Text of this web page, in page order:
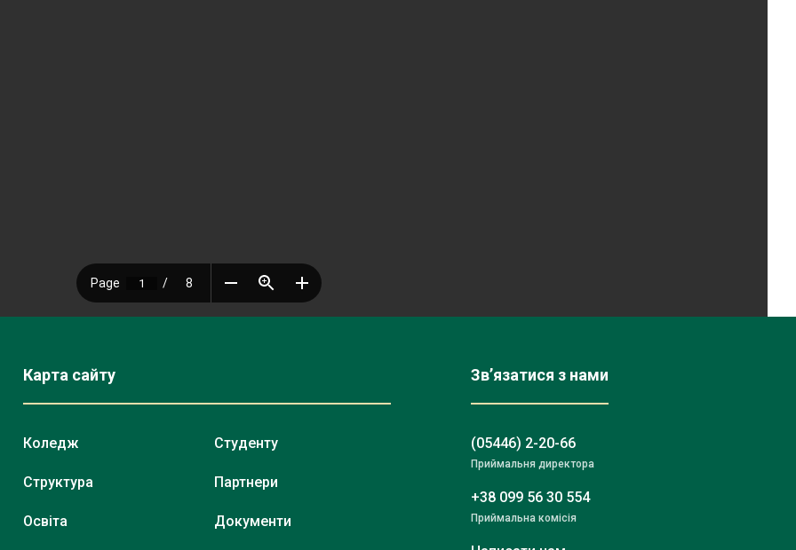
Карта сайту
Коледж
Структура
Освіта
Студенту
Партнери
Документи
Зв’язатися з нами
(05446) 2-20-66
Приймальня директора
+38 099 56 30 554
Приймальна комісія